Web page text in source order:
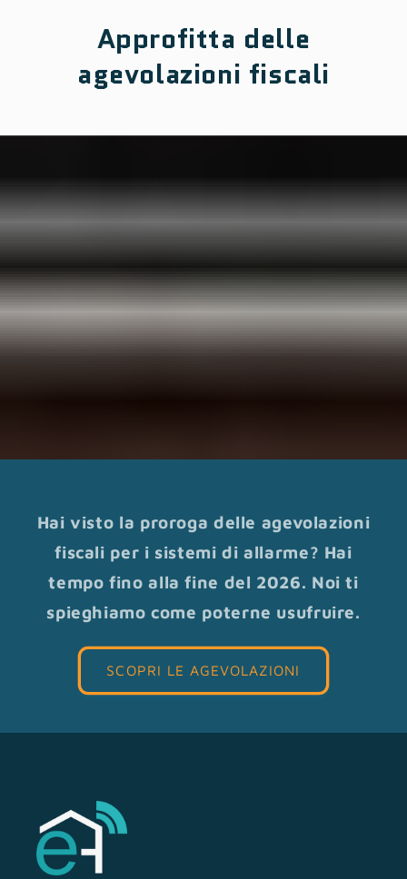
Approfitta delle
agevolazioni fiscali
Hai visto la proroga delle agevolazioni
fiscali per i sistemi di allarme? Hai
tempo fino alla fine del 2026. Noi ti
spieghiamo come poterne usufruire.
SCOPRI LE AGEVOLAZIONI